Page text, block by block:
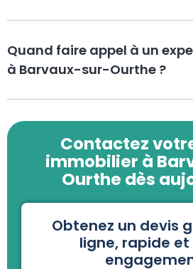
Quand faire appel à un
à Barvaux-sur-Ourthe ?
Contactez
immobilier à
Ourthe dès
Obtenez un devis
ligne, rapide et